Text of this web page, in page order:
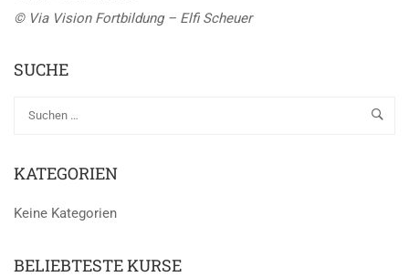
© Via Vision Fortbildung – Elfi Scheuer
SUCHE
KATEGORIEN
Keine Kategorien
BELIEBTESTE KURSE